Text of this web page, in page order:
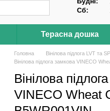
Сб:
Терасна дошка
Головна Вінілова підлога LVT та
Вінілова підлога замкова VINECO
Вінілова
VINECO Wheat